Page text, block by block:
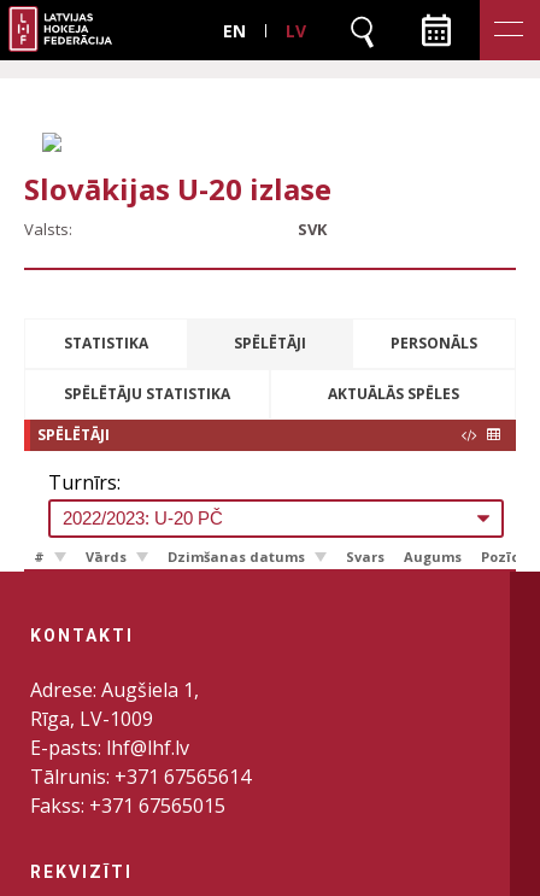
EN LV
Slovākijas U-20 izlase
Valsts: SVK
STATISTIKA SPĒLĒTĀJI PERSONĀLS
SPĒLĒTĀJU STATISTIKA
AKTUĀLĀS SPĒLES
SPĒLĒTĀJI
Turnīrs:
# Vārds Dzimšanas datums Svars Augums Pozīcija
KONTAKTI
Adrese: Augšiela 1,
Rīga, LV-1009
E-pasts: lhf@lhf.lv
Tālrunis: +371 67565614
Fakss: +371 67565015
REKVIZĪTI